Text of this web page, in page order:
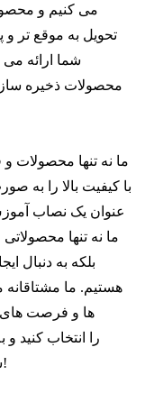
می کنیم و
تحویل به موقع تر
شما ارائه
محصولات ذخیره
ما نه تنها محصولات
با کیفیت بالا را به
عنوان یک نصاب
بلکه به دنبال
هستیم. ما مشتاقانه
ها و فرصت های
سمت آینده ای پاک تر و پایدارتر حرکت کنید!